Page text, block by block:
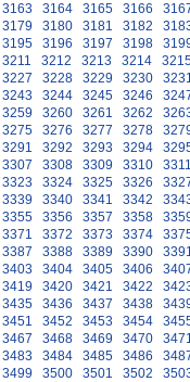
3163 3164 3165 3166
3179 3180 3181 3182
3195 3196 3197 3198
3211 3212 3213 3214
3227 3228 3229 3230
3243 3244 3245 3246
3259 3260 3261 3262
3275 3276 3277 3278
3291 3292 3293 3294
3307 3308 3309 3310
3323 3324 3325 3326
3339 3340 3341 3342
3355 3356 3357 3358
3371 3372 3373 3374
3387 3388 3389 3390
3403 3404 3405 3406
3419 3420 3421 3422
3435 3436 3437 3438
3451 3452 3453 3454
3467 3468 3469 3470
3483 3484 3485 3486
3499 3500 3501 3502